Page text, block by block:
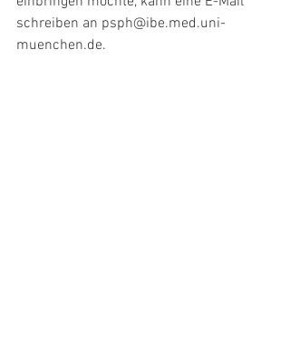
schreiben an psph@ibe.med.uni-
muenchen.de.